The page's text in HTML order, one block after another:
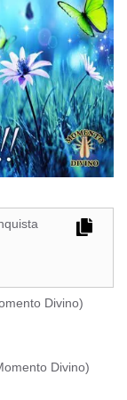
Divino)
Divino)